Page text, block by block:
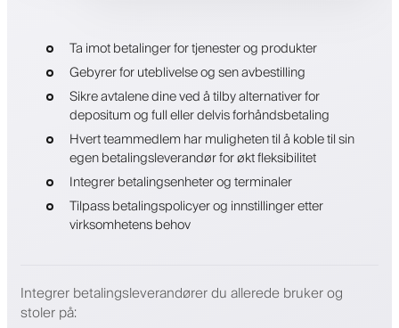
Ta imot betalinger for tjenester og produkter
Gebyrer for uteblivelse og sen avbestilling
Sikre avtalene dine ved å tilby alternativer for
depositum og full eller delvis forhåndsbetaling
Hvert teammedlem har muligheten til å koble til sin
egen betalingsleverandør for økt fleksibilitet
Integrer betalingsenheter og terminaler
Tilpass betalingspolicyer og innstillinger etter
virksomhetens behov
Integrer betalingsleverandører du allerede bruker og
stoler på: